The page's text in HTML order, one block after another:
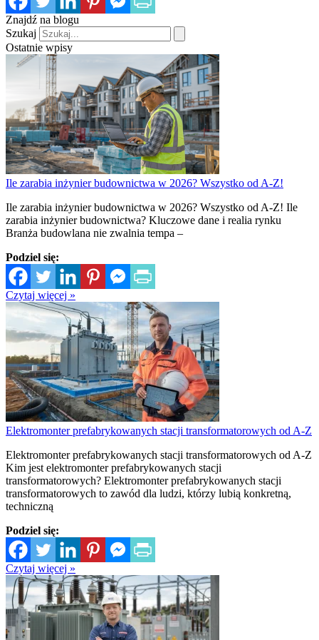
Znajdź na blogu
Szukaj
Ostatnie wpisy
Ile zarabia inżynier budownictwa w 2026? Wszystko od A-Z!
Ile zarabia inżynier budownictwa w 2026? Wszystko od A-Z! Ile
zarabia inżynier budownictwa? Kluczowe dane i realia rynku
Branża budowlana nie zwalnia tempa –
Podziel się:
Czytaj więcej »
Elektromonter prefabrykowanych stacji transformatorowych od A-Z
Elektromonter prefabrykowanych stacji transformatorowych od A-Z
Kim jest elektromonter prefabrykowanych stacji
transformatorowych? Elektromonter prefabrykowanych stacji
transformatorowych to zawód dla ludzi, którzy lubią konkretną,
techniczną
Podziel się:
Czytaj więcej »